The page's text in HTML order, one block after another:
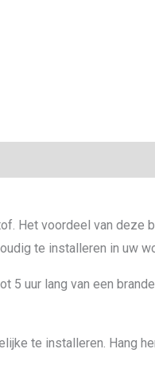
Het voordeel van deze
te installeren in uw
5 uur lang van een
te installeren. Hang